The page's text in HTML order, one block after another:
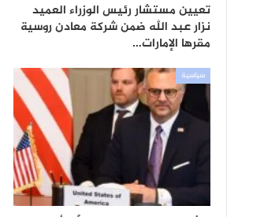
تعيين مستشار رئيس الوزراء العميد
نزار عبد الله ضمن شركة معادن روسية
مقرها الإمارات…
سياسية